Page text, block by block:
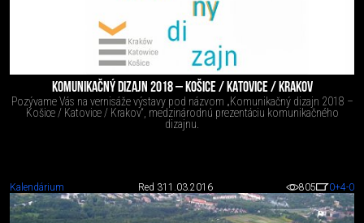
KOMUNIKAČNÝ DIZAJN 2018 – KOŠICE / KATOVICE / KRAKOV
Pozývame Vás na vernisáže výstavy pod názvom „Komunikačný dizajn 2018 –
Košice / Katovice / Krakov“, medzinárodnú prezentáciu komunikačného
dizajnu.
Kalendárium Red 311.03.2016 805 0+4-0